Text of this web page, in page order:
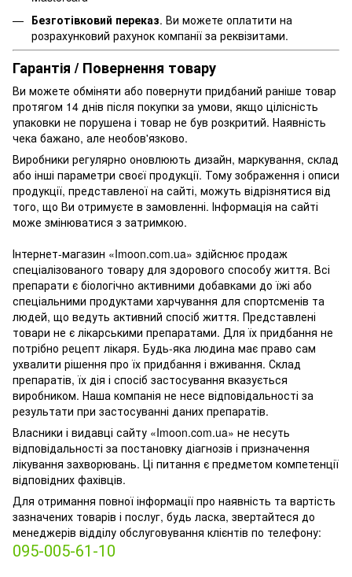
Безготівковий переказ. Ви можете оплатити на
розрахунковий рахунок компанії за реквізитами.
Гарантія / Повернення товару
Ви можете обміняти або повернути придбаний раніше товар
протягом 14 днів після покупки за умови, якщо цілісність
упаковки не порушена і товар не був розкритий. Наявність
чека бажано, але необов'язково.
Виробники регулярно оновлюють дизайн, маркування, склад
або інші параметри своєї продукції. Тому зображення і описи
продукції, представленої на сайті, можуть відрізнятися від
того, що Ви отримуєте в замовленні. Інформація на сайті
може змінюватися з затримкою.
Інтернет-магазин «Imoon.com.ua» здійснює продаж
спеціалізованого товару для здорового способу життя. Всі
препарати є біологічно активними добавками до їжі або
спеціальними продуктами харчування для спортсменів та
людей, що ведуть активний спосіб життя. Представлені
товари не є лікарськими препаратами. Для їх придбання не
потрібно рецепт лікаря. Будь-яка людина має право сам
ухвалити рішення про їх придбання і вживання. Склад
препаратів, їх дія і спосіб застосування вказується
виробником. Наша компанія не несе відповідальності за
результати при застосуванні даних препаратів.
Власники і видавці сайту «Imoon.com.ua» не несуть
відповідальності за постановку діагнозів і призначення
лікування захворювань. Ці питання є предметом компетенції
відповідних фахівців.
Для отримання повної інформації про наявність та вартість
зазначених товарів і послуг, будь ласка, звертайтеся до
менеджерів відділу обслуговування клієнтів по телефону:
095-005-61-10